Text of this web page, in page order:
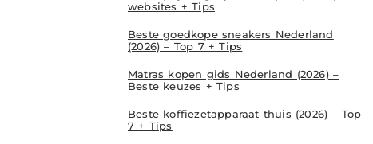
websites + Tips
Beste goedkope sneakers Nederland
(2026) – Top 7 + Tips
Matras kopen gids Nederland (2026) –
Beste keuzes + Tips
Beste koffiezetapparaat thuis (2026) – Top
7 + Tips